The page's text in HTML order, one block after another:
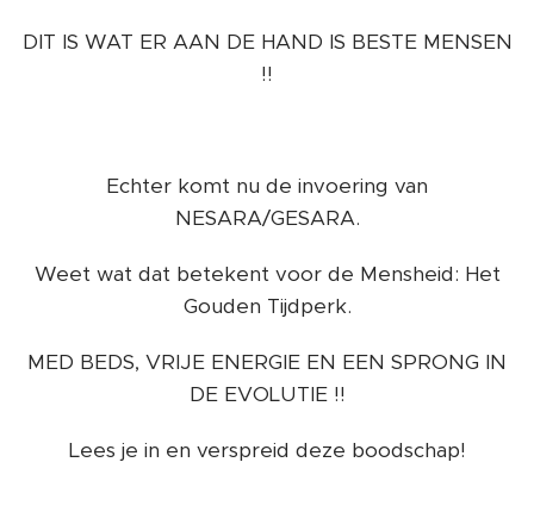
DIT IS WAT ER AAN DE HAND IS BESTE MENSEN
!!
Echter komt nu de invoering van
NESARA/GESARA.
Weet wat dat betekent voor de Mensheid: Het
Gouden Tijdperk.
MED BEDS, VRIJE ENERGIE EN EEN SPRONG IN
DE EVOLUTIE !!
Lees je in en verspreid deze boodschap!